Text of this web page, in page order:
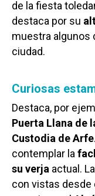
de la fiesta
destaca por su
muestra algunos
ciudad.
Curiosas
Destaca, por
Puerta Llana de
Custodia de Arfe
contemplar la
su verja actual.
con vistas desde